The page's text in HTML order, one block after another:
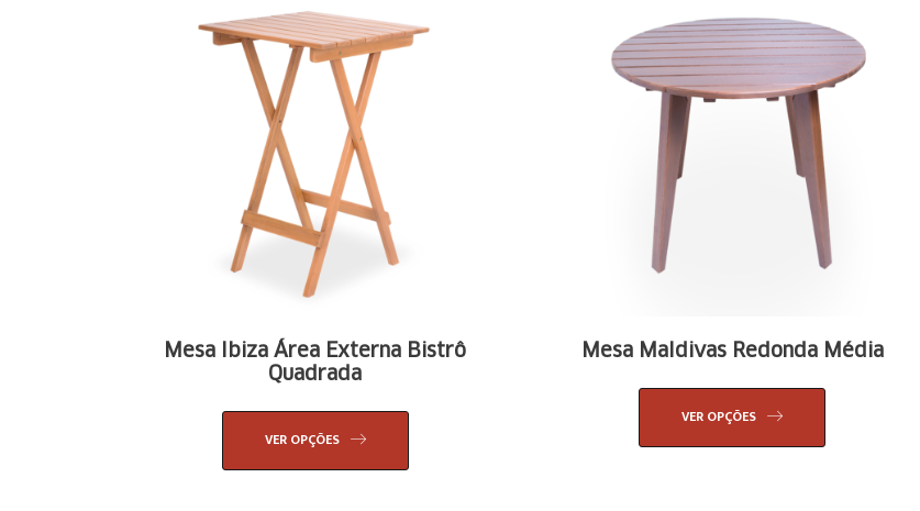
Mesa Ibiza Área Externa Bistrô
Quadrada
VER OPÇÕES
Mesa Maldivas Redonda Média
VER OPÇÕES